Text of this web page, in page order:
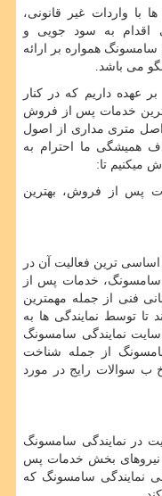
با واردات غیر قانونی،
اقدام به سود جویی و
سامسونگ همواره بر ارائه
می باشد.
عهده داریم که در کنار
خدمات پس از فروش
اصل متری مداری از اصول
همیشگی ما احترام به
میکنیم تا:
پس از فروش، بهترین
ترین فعالیت آن در
سامسونگ، خدمات پس از
فنی از جمله مهمترین
تا توسط نمایندگی ها به
نمایندگی سامسونگ
از جمله شناخت
ب سوالات رایج در مورد
در نمایندگی سامسونگ
نیروهای بخش خدمات پس
نمایندگی سامسونگ که